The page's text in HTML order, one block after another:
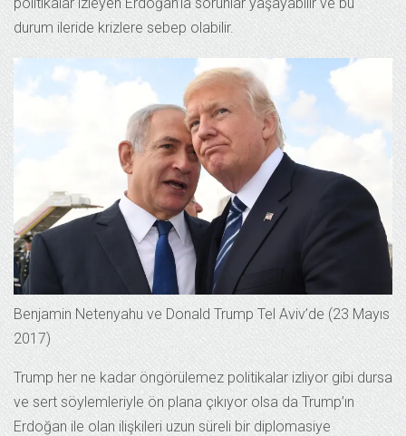
durum ileride krizlere sebep olabilir.
Benjamin Netenyahu ve Donald Trump Tel Aviv’de (23 Mayıs
2017)
Trump her ne kadar öngörülemez politikalar izliyor gibi dursa
ve sert söylemleriyle ön plana çıkıyor olsa da Trump’ın
Erdoğan ile olan ilişkileri uzun süreli bir diplomasiye